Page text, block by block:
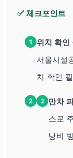
✅ 체크포인트
1 위치 확인
서울시설
치 확인
2 2 만차
스로
낭비